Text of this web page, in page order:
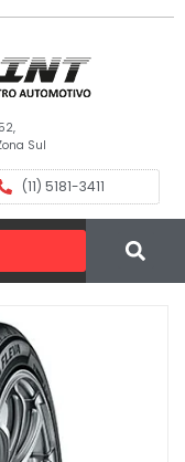
Sul
(11) 5181-3411